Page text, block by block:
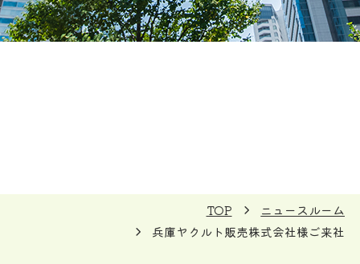
TOP
ニュースルーム
兵庫ヤクルト販売株式会社様ご来社